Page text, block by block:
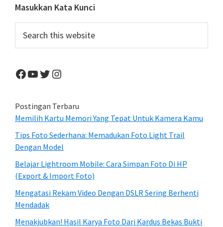
Primary
Sidebar
Masukkan Kata Kunci
this
website
Facebook
YouTube
Twitter
Instagram
Postingan Terbaru
Memilih Kartu Memori Yang Tepat Untuk Kamera Kamu
Tips Foto Sederhana: Memadukan Foto Light Trail
Dengan Model
Belajar Lightroom Mobile: Cara Simpan Foto Di HP
(Export & Import Foto)
Mengatasi Rekam Video Dengan DSLR Sering Berhenti
Mendadak
Menakjubkan! Hasil Karya Foto Dari Kardus Bekas Bukti